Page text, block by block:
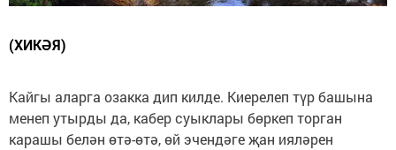
(ХИКӘЯ)
Кайгы аларга озакка дип килде. Киерелеп түр башына
менеп утырды да, кабер суыклары бөркеп торган
карашы белән өтә-өтә, өй эчендәге җан ияләрен